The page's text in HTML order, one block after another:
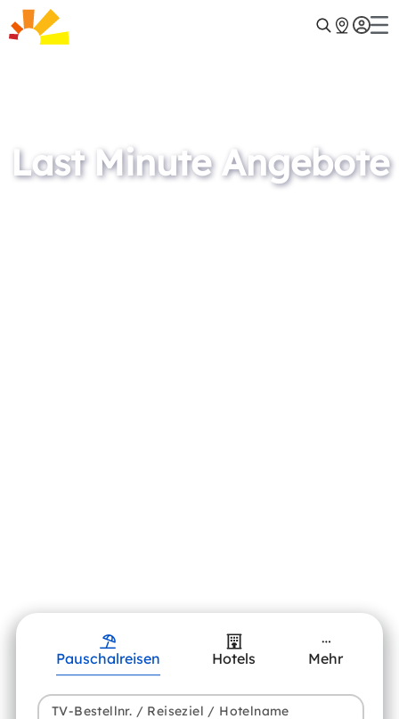
Last Minute Angebote
Pauschalreisen Hotels Mehr
TV-Bestellnr. / Reiseziel / Hotelname